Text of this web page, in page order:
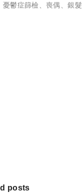
憂鬱症篩檢 喪偶 、銀髮
posts